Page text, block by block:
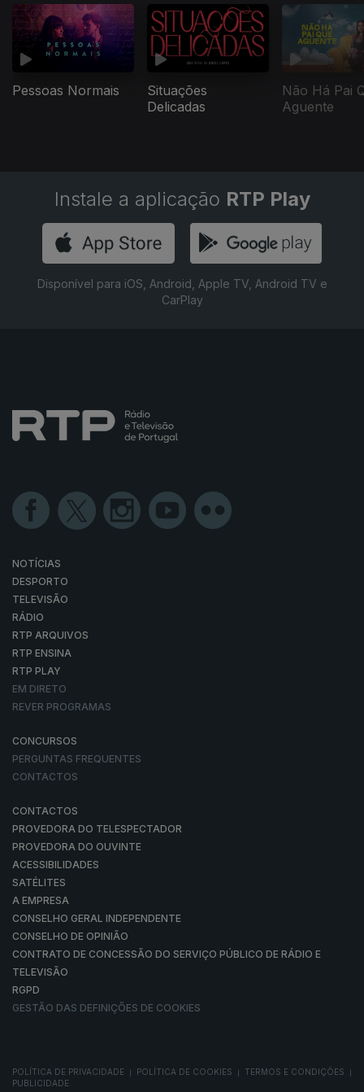
Pessoas Normais
Situações
Delicadas
Não Há Pai
Aguente
Instale a aplicação RTP Play
Disponível para iOS, Android, Apple TV, Android TV e
CarPlay
NOTÍCIAS
DESPORTO
TELEVISÃO
RÁDIO
RTP ARQUIVOS
RTP ENSINA
RTP PLAY
EM DIRETO
REVER PROGRAMAS
CONCURSOS
PERGUNTAS FREQUENTES
CONTACTOS
CONTACTOS
PROVEDORA DO TELESPECTADOR
PROVEDORA DO OUVINTE
ACESSIBILIDADES
SATÉLITES
A EMPRESA
CONSELHO GERAL INDEPENDENTE
CONSELHO DE OPINIÃO
CONTRATO DE CONCESSÃO DO SERVIÇO PÚBLICO DE RÁDIO E
TELEVISÃO
RGPD
GESTÃO DAS DEFINIÇÕES DE COOKIES
POLÍTICA DE PRIVACIDADE POLÍTICA DE COOKIES TERMOS E CONDIÇÕES
PUBLICIDADE